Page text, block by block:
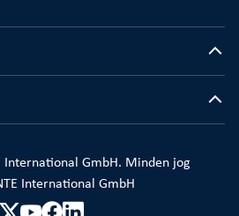
International GmbH. Minden jog
International GmbH